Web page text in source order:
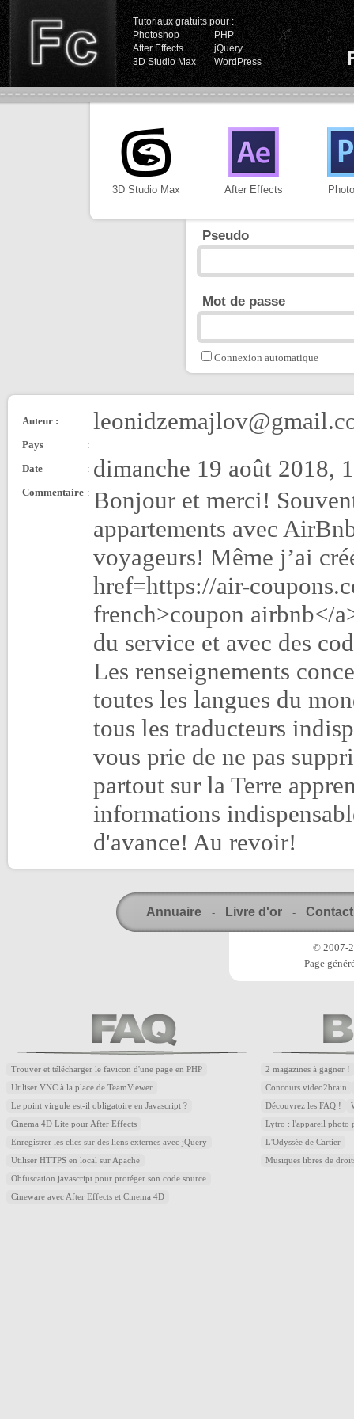
Tutoriaux gratuits pour :
Photoshop
PHP
After Effects
jQuery
3D Studio Max
WordPress
3D Studio Max After Effects
Pseudo
Mot de passe
Connexion automatique
Auteur : :
Pays
:
Date
: dimanche 19 août 2018,
Commentaire : Bonjour et merci!
appartements avec
voyageurs! Même j’ai
href=https://air-
french>coupon airbnb</
du service et avec des
Les renseignements
toutes les langues du
tous les traducteurs
vous prie de ne pas
partout sur la Terre
informations
d'avance! Au revoir!
Annuaire - Livre d'or - Contact
© 2007-
Page
Trouver et télécharger le favicon d'une page en PHP
Utiliser VNC à la place de TeamViewer
Le point virgule est-il obligatoire en Javascript ?
Cinema 4D Lite pour After Effects
Enregistrer les clics sur des liens externes avec jQuery
Utiliser HTTPS en local sur Apache
Obfuscation javascript pour protéger son code source
Cineware avec After Effects et Cinema 4D
2 magazines à gagner !
Concours video2brain
Découvrez les FAQ !
Lytro : l'appareil photo
L'Odyssée de Cartier
Musiques libres de